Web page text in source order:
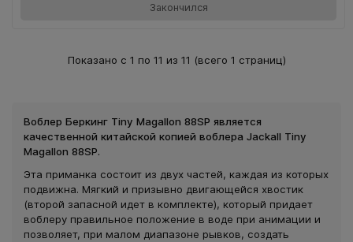
Закончился
Показано с 1 по 11 из 11 (всего 1 страниц)
Воблер Беркинг Tiny Magallon 88SP является
качественной китайской копией воблера Jackall Tiny
Magallon 88SP.
Эта приманка состоит из двух частей, каждая из которых
подвижна. Мягкий и призывно двигающейся хвостик
(второй запасной идет в комплекте), который придает
воблеру правильное положение в воде при анимации и
позволяет, при малом диапазоне рывков, создать